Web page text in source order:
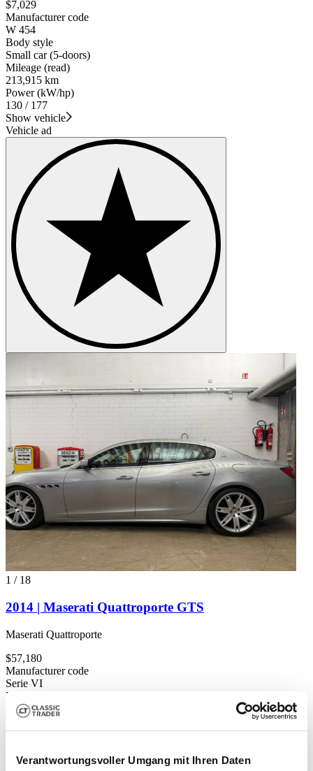
Verantwortungsvoller Umgang mit Ihren Daten
$7,029
Manufacturer code
W 454
Body style
Small car (5-doors)
Mileage (read)
213,915 km
Power (kW/hp)
130 / 177
Show vehicle
Vehicle ad
1 / 18
2014 | Maserati Quattroporte GTS
Maserati Quattroporte
$57,180
Manufacturer code
Serie VI
Body style
Saloon (4-doors)
Mileage (read)
91,000 km
390 / 530